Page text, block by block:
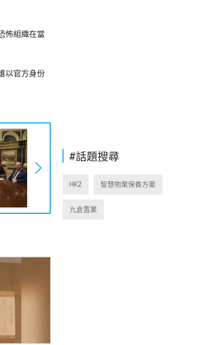
怖組織在當
以官方身份
#話題搜尋
HK2 智慧物業保養方案
九倉置業